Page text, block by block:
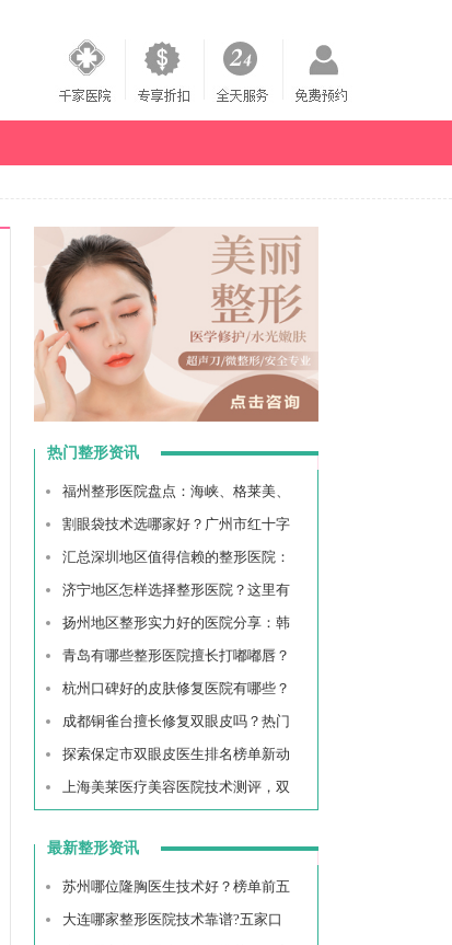
热门整形资讯
福州整形医院盘点：海峡、格莱美、
割眼袋技术选哪家好？广州市红十字
汇总深圳地区值得信赖的整形医院：
济宁地区怎样选择整形医院？这里有
扬州地区整形实力好的医院分享：韩
青岛有哪些整形医院擅长打嘟嘟唇？
杭州口碑好的皮肤修复医院有哪些？
成都铜雀台擅长修复双眼皮吗？热门
探索保定市双眼皮医生排名榜单新动
上海美莱医疗美容医院技术测评，双
最新整形资讯
苏州哪位隆胸医生技术好？榜单前五
大连哪家整形医院技术靠谱?五家口